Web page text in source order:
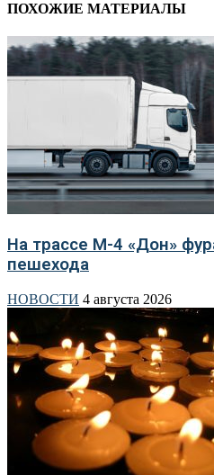
ПОХОЖИЕ МАТЕРИАЛЫ
На трассе М-4 «Дон»
пешехода
НОВОСТИ 4 августа 2026